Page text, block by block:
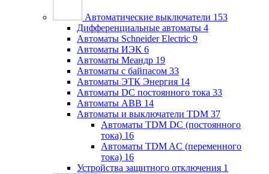
Автоматические выключатели 153
Дифференциальные автоматы 4
Автоматы Schneider Electric 9
Автоматы ИЭК 6
Автоматы Меандр 19
Автоматы с байпасом 33
Автоматы ЭТК Энергия 14
Автоматы DC постоянного тока 33
Автоматы ABB 14
Автоматы и выключатели TDM 37
Автоматы TDM DC (постоянного
тока) 16
Автоматы TDM AC (переменного
тока) 16
Устройства защитного отключения 1